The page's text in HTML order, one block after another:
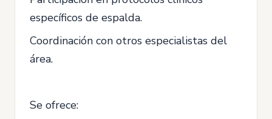
específicos de espalda.
Coordinación con otros especialistas del
área.
Se ofrece: